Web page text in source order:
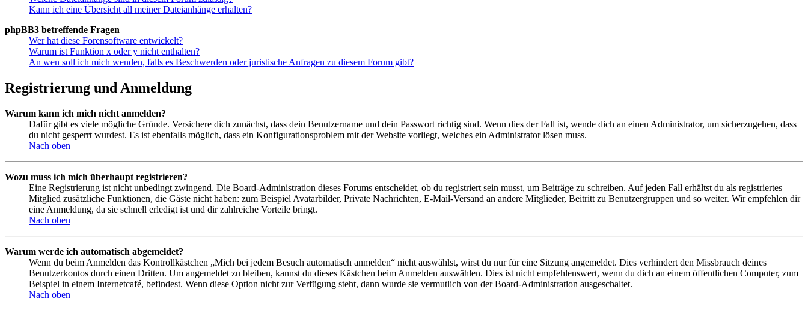
Kann ich eine Übersicht all meiner Dateianhänge erhalten?
phpBB3 betreffende Fragen
Wer hat diese Forensoftware entwickelt?
Warum ist Funktion x oder y nicht enthalten?
An wen soll ich mich wenden, falls es Beschwerden oder juristische Anfragen zu diesem Forum gibt?
Registrierung und Anmeldung
Warum kann ich mich nicht anmelden?
Dafür gibt es viele mögliche Gründe. Versichere dich zunächst, dass dein Benutzername und dein Passwort richtig sind. Wenn dies der Fall ist, wende dich an einen Administrator, um sicherzugehen, dass
du nicht gesperrt wurdest. Es ist ebenfalls möglich, dass ein Konfigurationsproblem mit der Website vorliegt, welches ein Administrator lösen muss.
Nach oben
Wozu muss ich mich überhaupt registrieren?
Eine Registrierung ist nicht unbedingt zwingend. Die Board-Administration dieses Forums entscheidet, ob du registriert sein musst, um Beiträge zu schreiben. Auf jeden Fall erhältst du als registriertes
Mitglied zusätzliche Funktionen, die Gäste nicht haben: zum Beispiel Avatarbilder, Private Nachrichten, E-Mail-Versand an andere Mitglieder, Beitritt zu Benutzergruppen und so weiter. Wir empfehlen dir
eine Anmeldung, da sie schnell erledigt ist und dir zahlreiche Vorteile bringt.
Nach oben
Warum werde ich automatisch abgemeldet?
Wenn du beim Anmelden das Kontrollkästchen „Mich bei jedem Besuch automatisch anmelden“ nicht auswählst, wirst du nur für eine Sitzung angemeldet. Dies verhindert den Missbrauch deines
Benutzerkontos durch einen Dritten. Um angemeldet zu bleiben, kannst du dieses Kästchen beim Anmelden auswählen. Dies ist nicht empfehlenswert, wenn du dich an einem öffentlichen Computer, zum
Beispiel in einem Internetcafé, befindest. Wenn diese Option nicht zur Verfügung steht, dann wurde sie vermutlich von der Board-Administration ausgeschaltet.
Nach oben